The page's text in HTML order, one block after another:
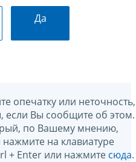
Да
опечатку или неточность,
если Вы сообщите об этом.
по Вашему мнению,
на клавиатуре
+ Enter или нажмите сюда.